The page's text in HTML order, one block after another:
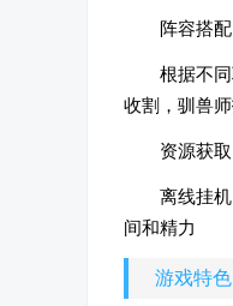
阵容搭配
根据不
收割，驯兽
资源获取
离线挂
间和精力
游戏特色